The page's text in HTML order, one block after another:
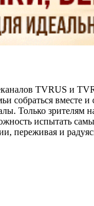
TVRUS и
собраться вместе
Только зрителям
испытать
переживая и